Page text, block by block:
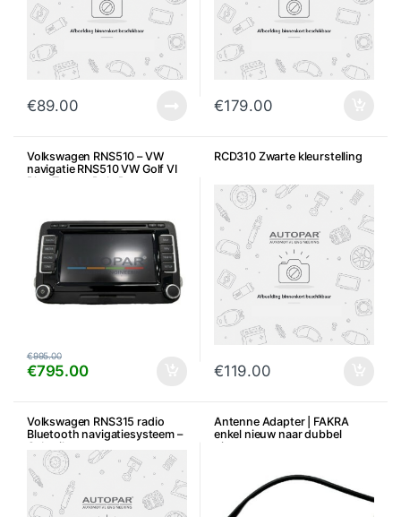
€89.00 €179.00
Volkswagen RNS510 – VW
navigatie RNS510 VW Golf VI
Plus Touran Polo Passat e.a.
€795.00
€995.00
RCD310 Zwarte kleurstelling
€119.00
Volkswagen RNS315 radio
Bluetooth navigatiesysteem –
Gebruikt
Antenne Adapter | FAKRA
enkel nieuw naar dubbel
nieuw